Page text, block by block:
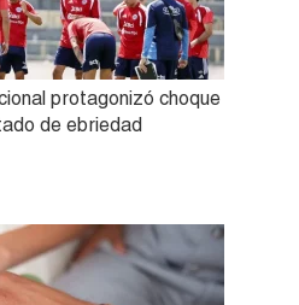
protagonizó choque
de ebriedad